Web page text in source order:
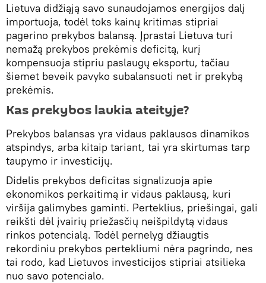
Lietuva didžiąją savo sunaudojamos energijos dalį
importuoja, todėl toks kainų kritimas stipriai
pagerino prekybos balansą. Įprastai Lietuva turi
nemažą prekybos prekėmis deficitą, kurį
kompensuoja stipriu paslaugų eksportu, tačiau
šiemet beveik pavyko subalansuoti net ir prekybą
prekėmis.
Kas prekybos laukia ateityje?
Prekybos balansas yra vidaus paklausos dinamikos
atspindys, arba kitaip tariant, tai yra skirtumas tarp
taupymo ir investicijų.
Didelis prekybos deficitas signalizuoja apie
ekonomikos perkaitimą ir vidaus paklausą, kuri
viršija galimybes gaminti. Perteklius, priešingai, gali
reikšti dėl įvairių priežasčių neišpildytą vidaus
rinkos potencialą. Todėl pernelyg džiaugtis
rekordiniu prekybos pertekliumi nėra pagrindo, nes
tai rodo, kad Lietuvos investicijos stipriai atsilieka
nuo savo potencialo.